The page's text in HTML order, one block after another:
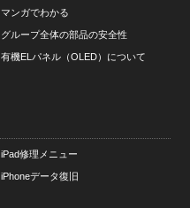
マンガでわかる
グループ全体の部品の安全性
有機ELパネル（OLED）について
iPad修理メニュー
iPhoneデータ復旧